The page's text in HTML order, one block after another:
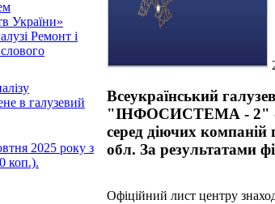
України»
Ремонт і
в галузевий
2025 року з
коп.).
Всеукраїнський
"ІНФОСИСТЕМА -
серед діючих компаній
обл. За результатами
Офіційний лист центру